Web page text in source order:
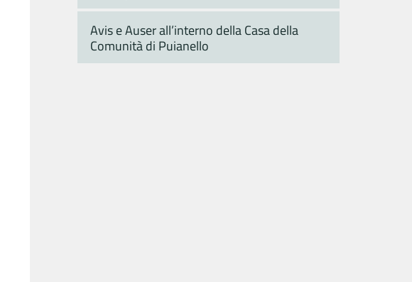
Avis e Auser all’interno della Casa della
Comunità di Puianello